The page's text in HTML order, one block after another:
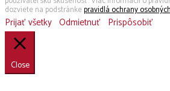
dozviete na podstránkepravidlá ochrany
Prijať všetky Odmietnuť Prispôsobiť
Close